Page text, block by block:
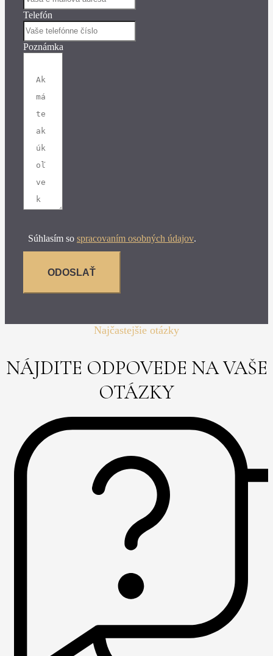
Telefón
Poznámka
Súhlasím so spracovaním osobných údajov.
ODOSLAŤ
Najčastejšie otázky
NÁJDITE ODPOVEDE NA VAŠE
OTÁZKY